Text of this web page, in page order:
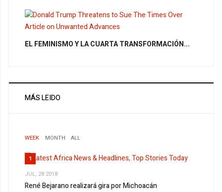
EL FEMINISMO Y LA CUARTA TRANSFORMACIÓN...
MÁS LEIDO
WEEK MONTH ALL
1
JUL, 28 2018
René Bejarano realizará gira por Michoacán